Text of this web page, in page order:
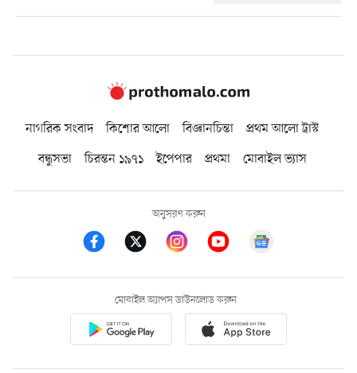
নাগরিক সংবাদ কিশোর আলো বিজ্ঞানচিন্তা
প্রথম আলো ট্রাস্ট
বন্ধুসভা
চিরন্তন ১৯৭১ ইপেপার প্রথমা মোবাইল ভ্যাস
অনুসরণ করুন
মোবাইল অ্যাপস ডাউনলোড করুন